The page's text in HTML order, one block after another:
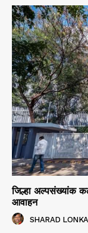
जिल्हा अल्पसंख्यांक
आवाहन
SHARAD